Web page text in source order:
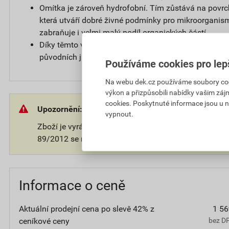
Omítka je zároveň hydrofobní. Tím zůstává na
která utváří dobré živné podmínky pro
zabraňuje i velmi malý podíl organických částí.
Díky těmto vlastnostem zůstává povrch omítky čistý
původních jasných barvách.
Upozornění:
Zboží je vyráběno na přání zákazníka. V souladu s
89/2012 se na takové zboží nevztahuje 14-ti denní
Informace o ceně
Aktuální prodejní cena po slevě 42% z
ceníkové ceny
1
bez
Používáme cookies pro
Na webu dek.cz používáme soubory
výkon a přizpůsobili nabídky vašim
cookies. Poskytnuté informace jsou u
vypnout.